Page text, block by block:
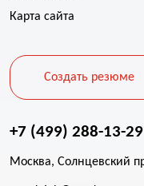
Карта сайта
Создать резюме
+7 (499) 288-13-29
Москва, Солнцевский